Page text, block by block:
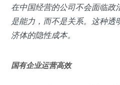
在中国经营的公司不会面临政
是能力，而不是关系。这种透
济体的隐性成本。
国有企业运营高效